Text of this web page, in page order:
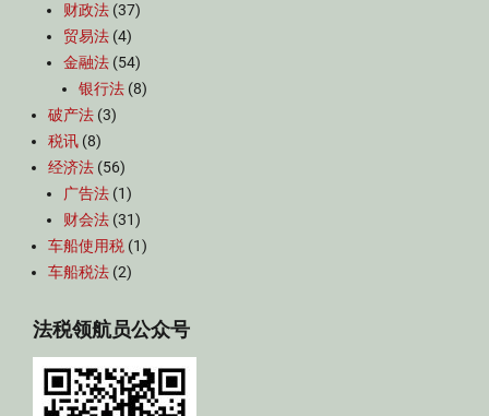
财政法 (37)
贸易法 (4)
金融法 (54)
银行法 (8)
破产法 (3)
税讯 (8)
经济法 (56)
广告法 (1)
财会法 (31)
车船使用税 (1)
车船税法 (2)
法税领航员公众号